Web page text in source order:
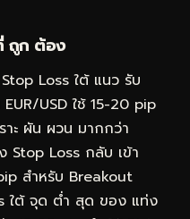
ถูก ต้อง
Loss ใต้ แนว รับ
USD ใช้ 15-20 pip
าะ ผัน ผวน มากกว่า
Stop Loss กลับ เข้า
สำหรับ Breakout
ใต้ จุด ต่ำ สุด ของ แท่ง